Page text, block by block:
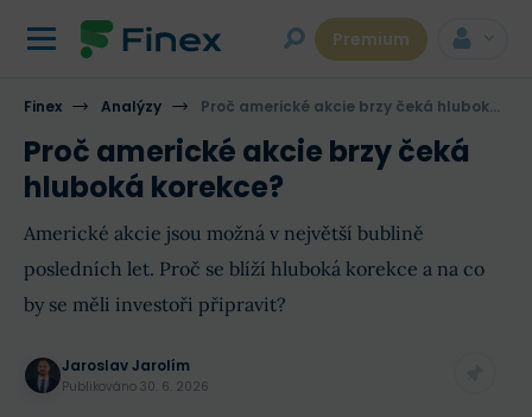
Premium
Finex Analýzy Proč americké akcie brzy čeká hluboká korekce?
Proč americké akcie brzy čeká
hluboká korekce?
Americké akcie jsou možná v největší bublině
posledních let. Proč se blíží hluboká korekce a na co
by se měli investoři připravit?
Jaroslav Jarolím
Publikováno 30. 6. 2026